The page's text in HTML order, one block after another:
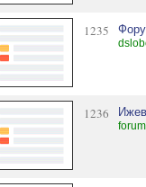
1235
1236